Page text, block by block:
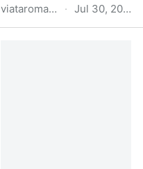
viataromaneasca.eu · Jul 30, 2026